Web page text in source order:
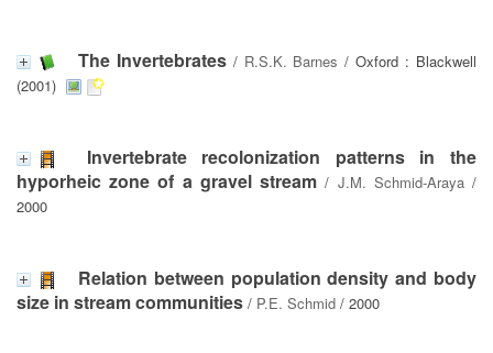
The Invertebrates/ R.S.K. Barnes / Oxford : Blackwell
(2001)
Invertebrate recolonization patterns in the
hyporheic zone of a gravel stream / J.M. Schmid-Araya/
2000
Relation between population density and body
size in stream communities / P.E. Schmid / 2000